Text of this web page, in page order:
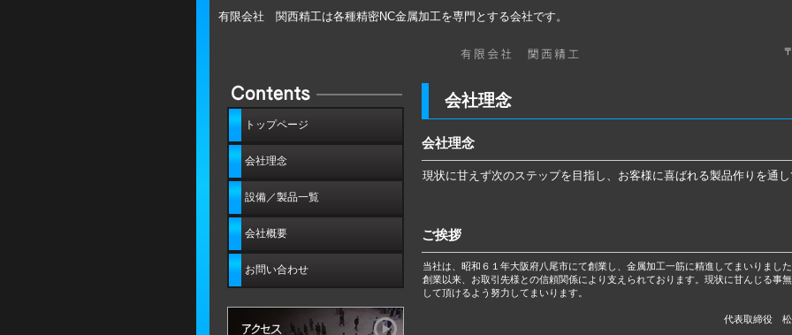
有限会社 関西精工は各種精密NC金属加工を専門とする会社です。
会社理念
会社理念
現状に甘えず次のステップを目指し、お客様に喜ばれる製品作りを通し
ご挨拶
当社は、昭和６１年大阪府八尾市にて創業し、金属加工一筋に精進してまいりました
創業以来、お取引先様との信頼関係により支えられております。現状に甘んじる事
して頂けるよう努力してまいります。
代表取締役 松本 泰
トップページ
会社理念
設備／製品一覧
会社概要
お問い合わせ